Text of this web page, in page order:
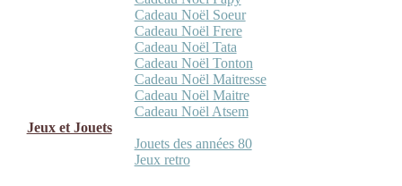
Cadeau Noël Soeur
Cadeau Noël Frere
Cadeau Noël Tata
Cadeau Noël Tonton
Cadeau Noël Maitresse
Cadeau Noël Maitre
Cadeau Noël Atsem
Jeux et Jouets
Jouets des années 80
Jeux retro